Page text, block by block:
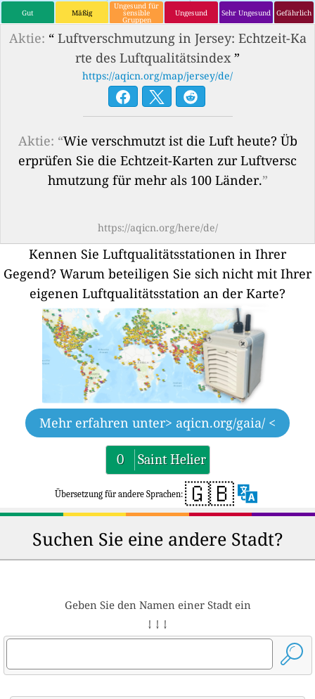
Gut Mäßig
Ungesund für
sensible
Gruppen
Ungesund Sehr Ungesund Gefährlich
Aktie: “ Luftverschmutzung in Jersey: Echtzeit-Ka
rte des Luftqualitätsindex”
https://aqicn.org/map/jersey/de/
Aktie: “Wie verschmutzt ist die Luft heute? Üb
erprüfen Sie die Echtzeit-Karten zur Luftversc
hmutzung für mehr als 100 Länder.”
https://aqicn.org/here/de/
Kennen Sie Luftqualitätsstationen in Ihrer
Gegend? Warum beteiligen Sie sich nicht mit Ihrer
eigenen Luftqualitätsstation an der Karte?
Mehr erfahren unter> aqicn.org/gaia/ <
0 Saint Helier
Übersetzung für andere Sprachen: 🇬🇧
Suchen Sie eine andere Stadt?
Geben Sie den Namen einer Stadt ein
↓ ↓ ↓